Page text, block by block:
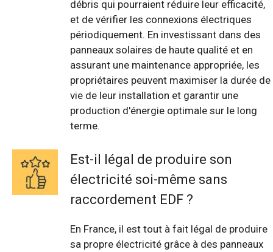
débris qui pourraient réduire leur efficacité,
et de vérifier les connexions électriques
périodiquement. En investissant dans des
panneaux solaires de haute qualité et en
assurant une maintenance appropriée, les
propriétaires peuvent maximiser la durée de
vie de leur installation et garantir une
production d'énergie optimale sur le long
terme.
Est-il légal de produire son
électricité soi-même sans
raccordement EDF ?
En France, il est tout à fait légal de produire
sa propre électricité grâce à des panneaux